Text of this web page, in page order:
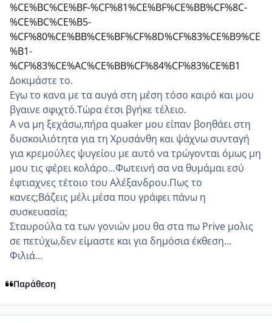
%CE%BC%CE%BF-%CF%81%CE%BF%CE%BB%CF%8C-
%CE%BC%CE%B5-
%CF%80%CE%BB%CE%BF%CF%8D%CF%83%CE%B9%CE
%B1-
%CF%83%CE%AC%CE%BB%CF%84%CF%83%CE%B1
Δοκιμάστε το.
Εγω το κανα με τα αυγά στη μέση τόσο καιρό και μου
βγαινε σφιχτό.Τώρα έτσι βγήκε τέλειο.
Α να μη ξεχάσω,πήρα quaker μου είπαν βοηθάει στη
δυσκοιλιότητα για τη Χρυσάνθη και ψάχνω συνταγή
για κρεμούλες ψυγείου με αυτό να τρώγονται όμως μη
μου τις φέρει κολάρο...Φωτεινή σα να θυμάμαι εσύ
έφτιαχνες τέτοιο του Αλέξανδρου.Πως το
κανες;Βάζεις μέλι μέσα που γράφει πάνω η
συσκευασία;
Σταυρούλα τα των γονιών μου θα στα πω Prive μολις
σε πετύχω,δεν είμαστε και για δημόσια έκθεση...
Φιλιά...
Παράθεση